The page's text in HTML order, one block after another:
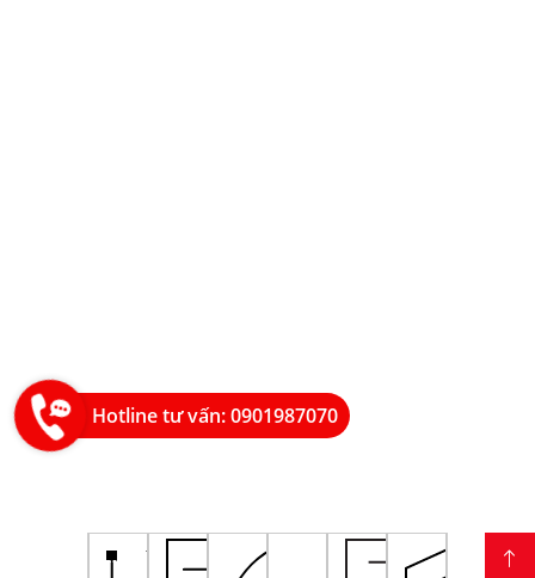
Hotline tư vấn: 0901987070